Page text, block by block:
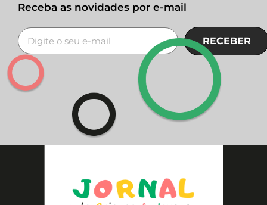
Receba as novidades por e-mail
RECEBER